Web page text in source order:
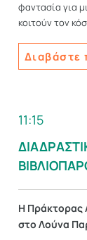
φαντασία για
κοιτούν τον
Διαβάστε
11:15
Η Πράκτορας
στο Λούνα